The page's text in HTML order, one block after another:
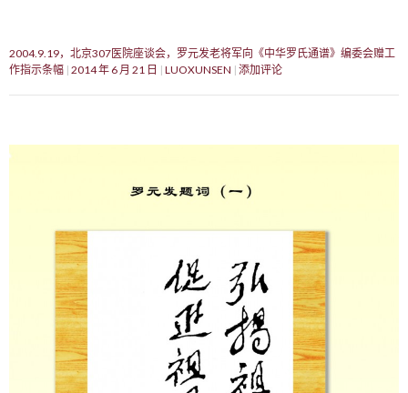
2004.9.19，北京307医院座谈会，罗元发老将军向《中华罗氏通谱》编委会赠工
作指示条幅 2014 年 6 月 21 日 LUOXUNSEN 添加评论